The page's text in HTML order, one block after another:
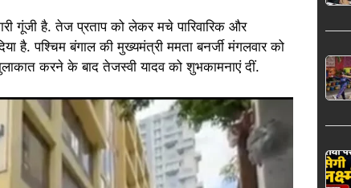
गूंजी है. तेज प्रताप को लेकर मचे पारिवारिक और
है. पश्चिम बंगाल की मुख्यमंत्री ममता बनर्जी मंगलवार को
करने के बाद तेजस्वी यादव को शुभकामनाएं दीं.